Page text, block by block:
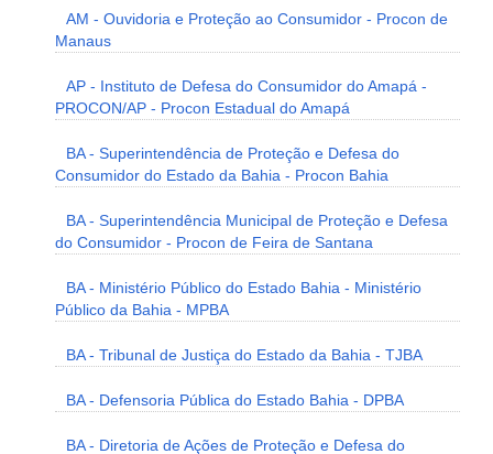
AM - Ouvidoria e Proteção ao Consumidor - Procon de
Manaus
AP - Instituto de Defesa do Consumidor do Amapá -
PROCON/AP - Procon Estadual do Amapá
BA - Superintendência de Proteção e Defesa do
Consumidor do Estado da Bahia - Procon Bahia
BA - Superintendência Municipal de Proteção e Defesa
do Consumidor - Procon de Feira de Santana
BA - Ministério Público do Estado Bahia - Ministério
Público da Bahia - MPBA
BA - Tribunal de Justiça do Estado da Bahia - TJBA
BA - Defensoria Pública do Estado Bahia - DPBA
BA - Diretoria de Ações de Proteção e Defesa do